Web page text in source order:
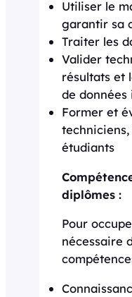
Utiliser le
garantir sa
Traiter les
Valider
résultats et
de
Former et
étudiants
diplômes :
Pour
nécessaire